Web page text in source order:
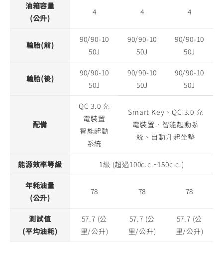
油箱容量
(公升)
4 4 4
輪胎(前)
90/90-10
50J
90/90-10
50J
90/90-10
50J
輪胎(後)
90/90-10
50J
90/90-10
50J
90/90-10
50J
配備
QC 3.0 充
電裝置
智能起動
系統
Smart Key、QC 3.0 充
電裝置、智能起動系
統、自動升起坐墊
能源效率等級 1級 (超過100c.c.~150c.c.)
年耗油量
(公升)
78 78 78
測試值
(平均油耗)
57.7 (公
里/公升)
57.7 (公
里/公升)
57.7 (公
里/公升)